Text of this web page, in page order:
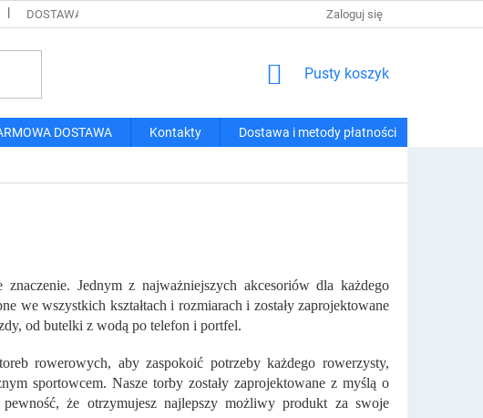
DOSTAWA I METODY PŁATNOŚCI REGULAMIN ZAKUPÓW
Zaloguj się
KOSZYK
Pusty koszyk
DOSTAWA Kontakty Dostawa i metody płatności
Jednym z najważniejszych akcesoriów dla każdego
we wszystkich kształtach i rozmiarach i zostały zaprojektowane
od butelki z wodą po telefon i portfel.
rowerowych, aby zaspokoić potrzeby każdego rowerzysty,
sportowcem. Nasze torby zostały zaprojektowane z myślą o
że otrzymujesz najlepszy możliwy produkt za swoje